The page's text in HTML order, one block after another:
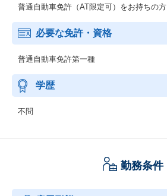
普通自動車免許（AT限定可）をお持ちの方
必要な免許・資格
普通自動車免許第一種
学歴
不問
勤務条件